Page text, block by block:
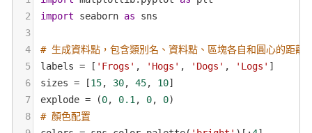
2
import seaborn as
sns
3
4
# 生成資料點，包含類別名、資料點、區塊各自和圓心的距離
5
labels = [ 'Frogs' , 'Hogs' , 'Dogs' , 'Logs' ]
6
sizes = [15, 30, 45, 10]
7
explode = (0, 0.1 , 0, 0)
8
# 顏色配置